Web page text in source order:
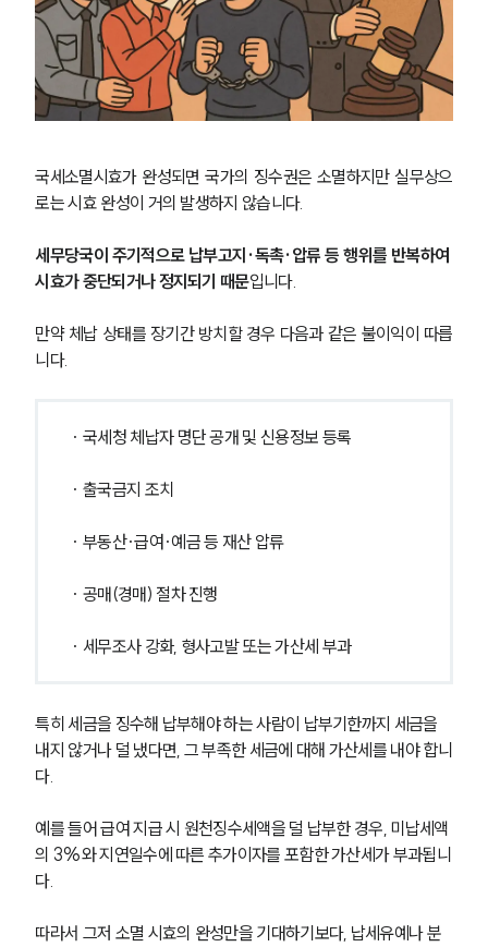
AI대륜
업무사례
주요 업무사례
법률정보
법률지식인
고객후기
업무분야
국제조세·관세그룹 업무
구성원 소개
소식/자료
언론보도
법률 블로그
법률서식
대륜법률상담예약
국세소멸시효가 완성되면 국가의 징수권은 소멸하지만 실무상으
로는 시효 완성이 거의 발생하지 않습니다.
세무당국이 주기적으로 납부고지·독촉·압류 등 행위를 반복하여
시효가 중단되거나 정지되기 때문입니다.
만약 체납 상태를 장기간 방치할 경우 다음과 같은 불이익이 따릅
니다.
· 국세청 체납자 명단 공개 및 신용정보 등록
· 출국금지 조치
· 부동산·급여·예금 등 재산 압류
· 공매(경매) 절차 진행
· 세무조사 강화, 형사고발 또는 가산세 부과
특히 세금을 징수해 납부해야 하는 사람이 납부기한까지 세금을
내지 않거나 덜 냈다면, 그 부족한 세금에 대해 가산세를 내야 합니
다.
예를 들어 급여 지급 시 원천징수세액을 덜 납부한 경우, 미납세액
의 3%와 지연일수에 따른 추가이자를 포함한 가산세가 부과됩니
다.
따라서 그저 소멸 시효의 완성만을 기대하기보다, 납세유예나 분